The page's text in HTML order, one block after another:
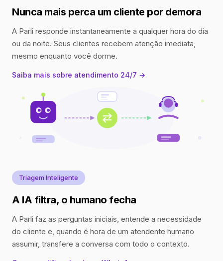
Nunca mais perca um cliente por demora
A Parli responde instantaneamente a qualquer hora do dia
ou da noite. Seus clientes recebem atenção imediata,
mesmo enquanto você dorme.
Saiba mais sobre atendimento 24/7 →
Triagem Inteligente
A IA filtra, o humano fecha
A Parli faz as perguntas iniciais, entende a necessidade
do cliente e, quando é hora de um atendente humano
assumir, transfere a conversa com todo o contexto.